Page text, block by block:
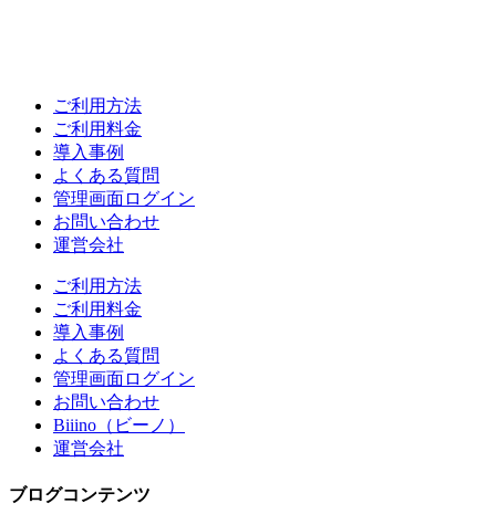
ご利用方法
ご利用料金
導入事例
よくある質問
管理画面ログイン
お問い合わせ
運営会社
ご利用方法
ご利用料金
導入事例
よくある質問
管理画面ログイン
お問い合わせ
Biiino（ビーノ）
運営会社
ブログコンテンツ